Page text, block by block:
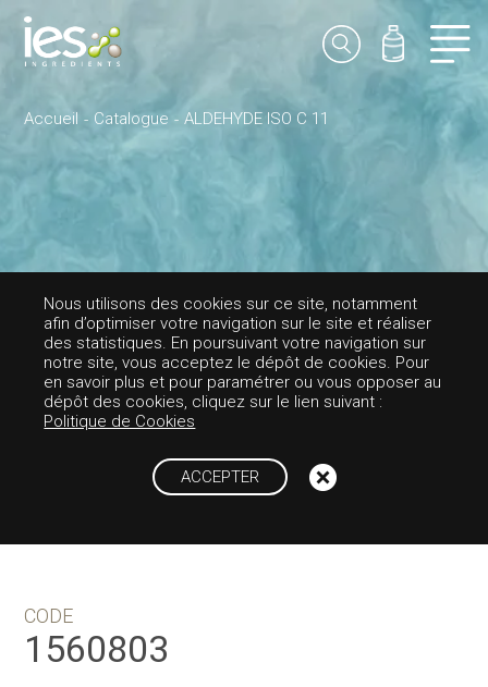
Accueil Catalogue ALDEHYDE ISO C 11
PARFUMS-ALDÉHYDÉE
ALDEHYDE ISO C
Nous utilisons des cookies sur ce site, notamment
afin d’optimiser votre navigation sur le site et réaliser
des statistiques. En poursuivant votre navigation sur
notre site, vous acceptez le dépôt de cookies. Pour
en savoir plus et pour paramétrer ou vous opposer au
dépôt des cookies, cliquez sur le lien suivant :
Politique de Cookies
ACCEPTER
CODE
1560803